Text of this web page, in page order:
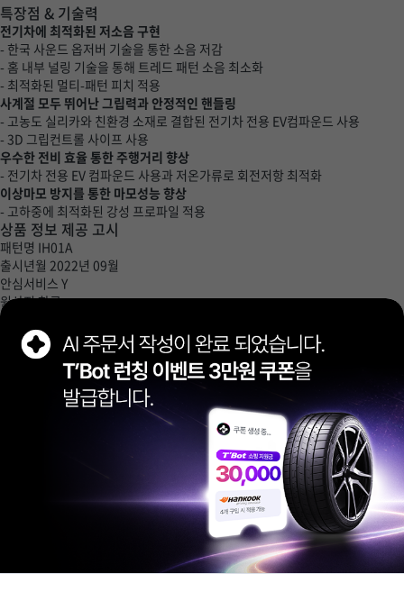
특장점 & 기술력
전기차에 최적화된 저소음 구현
- 한국 사운드 옵저버 기술을 통한 소음 저감
- 홈 내부 널링 기술을 통해 트레드 패턴 소음 최소화
- 최적화된 멀티-패턴 피치 적용
사계절 모두 뛰어난 그립력과 안정적인 핸들링
- 고농도 실리카와 친환경 소재로 결합된 전기차 전용 EV컴파운드 사용
- 3D 그립컨트롤 사이프 사용
우수한 전비 효율 통한 주행거리 향상
- 전기차 전용 EV 컴파운드 사용과 저온가류로 회전저항 최적화
이상마모 방지를 통한 마모성능 향상
- 고하중에 최적화된 강성 프로파일 적용
상품 정보 제공 고시
패턴명 IH01A
출시년월 2022년 09월
안심서비스 Y
원산지한국
하중지수
최대속도V / 240KM
제조사:한국타이어앤테크놀로지
제조상의 과실에 의한 하자가 발생 시 보증 기간내에 있는 제품에
한해서 A/S 처리해드립니다. (제조일로부터 6년 이내, 흠깊이가 20%이상 남은
공정거래위원회 고시(소비자분쟁해결기준)에 의거하여 보상해 드립니다.
080-022-8272 (월~금 오전 9시~오후 4시)
타이어 구매시 탈부착 및 밸런스 작업은 무료이며, 위치교환, 휠
얼라인먼트, 그 외 서비스에 따른 추가 금액은 매장에서 현장 결제하시면
무료 배송, 무료 장착
상품의 특성상 장착 이후 반품 및 교환은 불가능합니다.